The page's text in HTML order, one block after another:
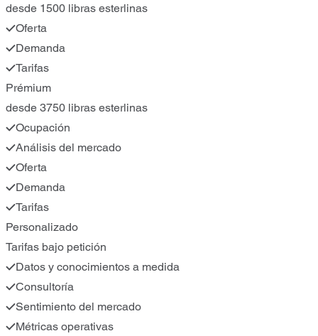
desde 1500 libras esterlinas
Oferta
Demanda
Tarifas
Prémium
desde 3750 libras esterlinas
Ocupación
Análisis del mercado
Oferta
Demanda
Tarifas
Personalizado
Tarifas bajo petición
Datos y conocimientos a medida
Consultoría
Sentimiento del mercado
Métricas operativas